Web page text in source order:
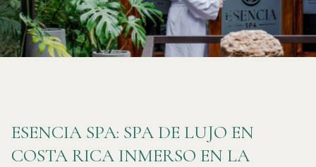
ESENCIA SPA: SPA DE LUJO EN
COSTA RICA INMERSO EN LA